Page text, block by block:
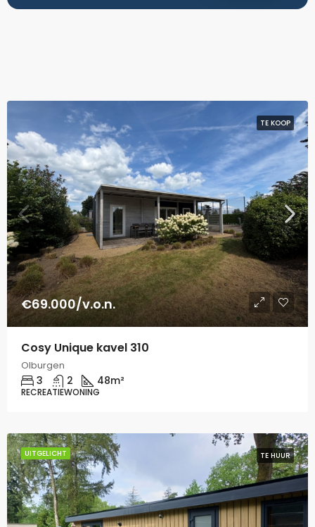
TE KOOP
€69.000/v.o.n.
Cosy Unique kavel 310
Olburgen
3 2 48m²
RECREATIEWONING
UITGELICHT TE HUUR